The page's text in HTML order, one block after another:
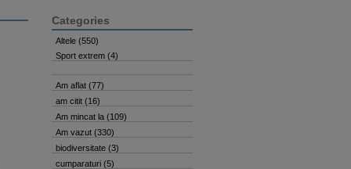
Categories
Altele (550)
Sport extrem (4)
Am aflat (77)
am citit (16)
Am mincat la (109)
Am vazut (330)
biodiversitate (3)
cumparaturi (5)